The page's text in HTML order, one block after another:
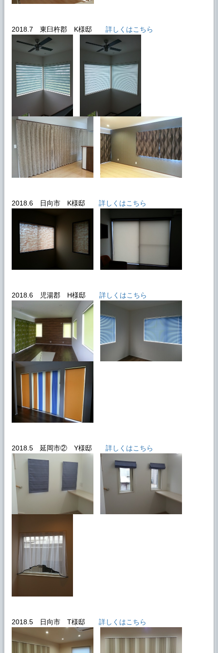
2018.7 東臼杵郡 K様邸 詳しくはこちら
2018.6 日向市 K様邸 詳しくはこちら
2018.6 児湯郡 H様邸 詳しくはこちら
2018.5 延岡市② Y様邸 詳しくはこちら
2018.5 日向市 T様邸 詳しくはこちら